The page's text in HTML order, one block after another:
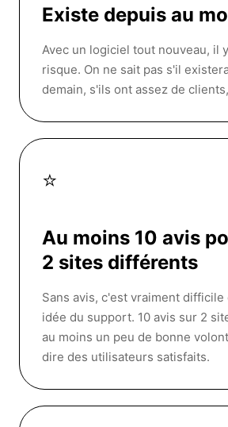
Existe depuis au
Avec un logiciel tout nouveau, il
risque. On ne sait pas s'il
demain, s'ils ont assez de
⭐
Au moins 10 avis
2 sites différents
Sans avis, c'est vraiment difficile
idée du support. 10 avis sur 2
au moins un peu de bonne
dire des utilisateurs satisfaits.